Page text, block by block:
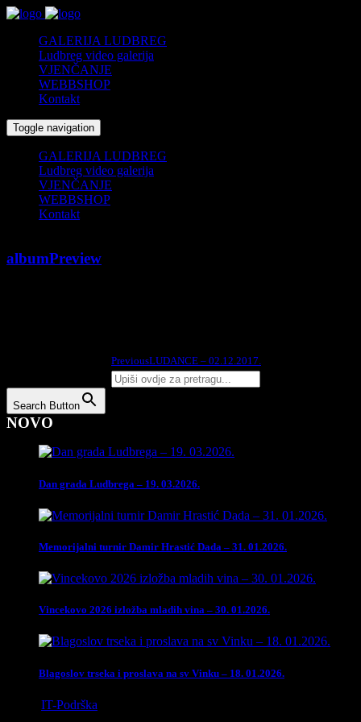
GALERIJA LUDBREG
Ludbreg video galerija
VJENČANJE
WEBBSHOP
Kontakt
Toggle navigation
GALERIJA LUDBREG
Ludbreg video galerija
VJENČANJE
WEBBSHOP
Kontakt
albumPreview
PreviousLUDANCE – 02.12.2017.
Search Button
NOVO
Dan grada Ludbrega – 19. 03.2026.
Memorijalni turnir Damir Hrastić Dada – 31. 01.2026.
Vincekovo 2026 izložba mladih vina – 30. 01.2026.
Blagoslov trseka i proslava na sv Vinku – 18. 01.2026.
IT-Podrška